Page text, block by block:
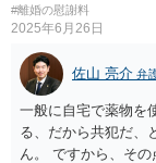
#離婚の慰謝料
2025年6月26日
佐山 亮介 弁
一般に自宅で薬物を
る、だから共犯だ、
ん。 ですから、そ